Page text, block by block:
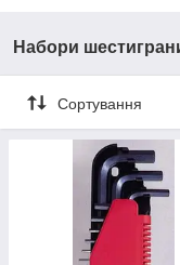
Набори
Сортування